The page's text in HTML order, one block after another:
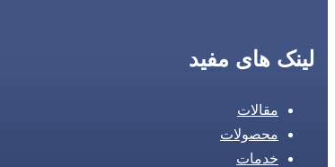
لینک های مفید
مقالات
محصولات
خدمات